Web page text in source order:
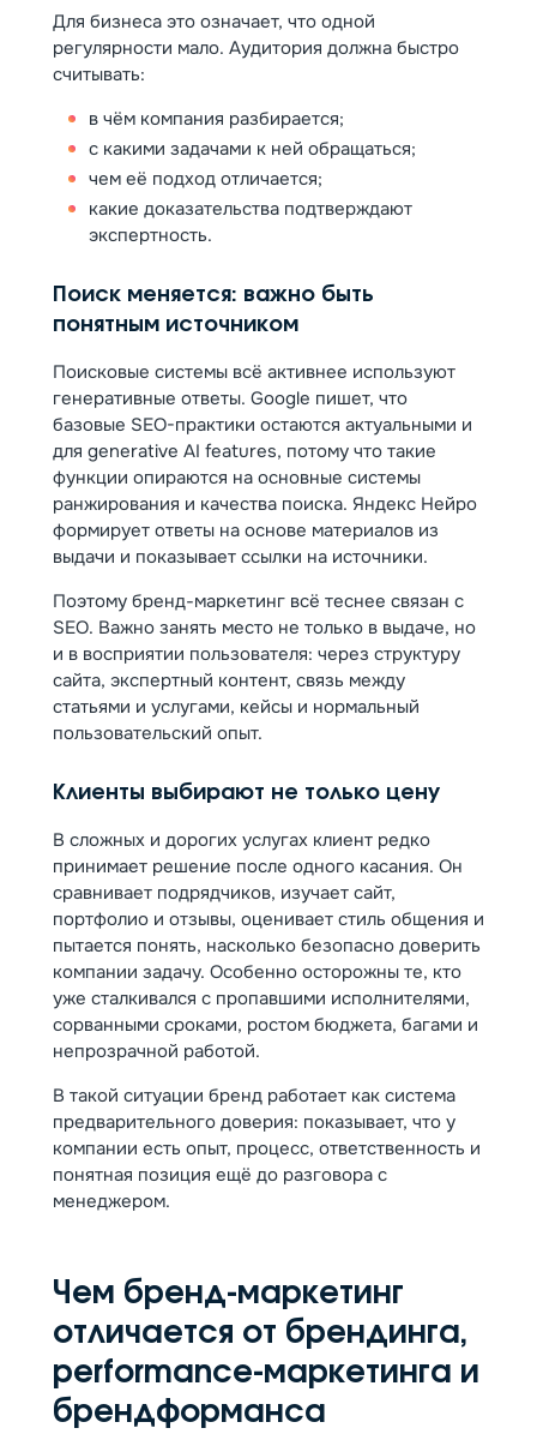
Для бизнеса это означает, что одной
регулярности мало. Аудитория должна быстро
считывать:
в чём компания разбирается;
с какими задачами к ней обращаться;
чем её подход отличается;
какие доказательства подтверждают
экспертность.
Поиск меняется: важно быть
понятным источником
Поисковые системы всё активнее используют
генеративные ответы. Google пишет, что
базовые SEO-практики остаются актуальными и
для generative AI features, потому что такие
функции опираются на основные системы
ранжирования и качества поиска. Яндекс Нейро
формирует ответы на основе материалов из
выдачи и показывает ссылки на источники.
Поэтому бренд-маркетинг всё теснее связан с
SEO. Важно занять место не только в выдаче, но
и в восприятии пользователя: через структуру
сайта, экспертный контент, связь между
статьями и услугами, кейсы и нормальный
пользовательский опыт.
Клиенты выбирают не только цену
В сложных и дорогих услугах клиент редко
принимает решение после одного касания. Он
сравнивает подрядчиков, изучает сайт,
портфолио и отзывы, оценивает стиль общения и
пытается понять, насколько безопасно доверить
компании задачу. Особенно осторожны те, кто
уже сталкивался с пропавшими исполнителями,
сорванными сроками, ростом бюджета, багами и
непрозрачной работой.
В такой ситуации бренд работает как система
предварительного доверия: показывает, что у
компании есть опыт, процесс, ответственность и
понятная позиция ещё до разговора с
менеджером.
Чем бренд-маркетинг
отличается от брендинга,
performance-маркетинга и
брендформанса